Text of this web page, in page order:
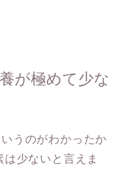
が極めて少な
うのがわかったか
少ないと言えま